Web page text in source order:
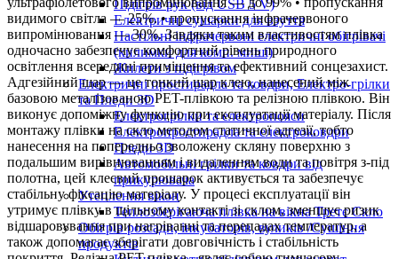
Підігрів рук (від USB 5 V)
Електричні сушарки для взуття
Настільні інфрачервоні електричні обігрівачі
(килимки для комп. миші)
Жилети з підігрівом
Електричні простирадла та ковдри, Електро-грілки
та Пледи 3D
Електрогрілки та електропояси
Електропростирадла та електроковдри
Пледи 3D
Автомобільні грілки та ковдри від
прикурювача
Утеплення вікон
Теплозберігаюча плівка на вікна Третє Скло
Обігрів розсади, інкубаторів, вуликів /Сушіння
продуктів
видимого світла — 25%. • пропускання інфрачервоного
випромінювання — 30%. Завдяки таким властивостям плівка
одночасно забезпечує комфортний рівень природного
освітлення всередині приміщення та ефективний сонцезахист.
Адгезійний шар — це тонкий шар клею, нанесений між
базовою металізованою PET-плівкою та релізною плівкою. Він
виконує допоміжну функцію при експлуатації матеріалу. Після
монтажу плівки на скло методом статичної адгезії, тобто
нанесення на попередньо зволожену скляну поверхню з
подальшим вирівнюванням і видаленням води та повітря з-під
полотна, цей клеєвий прошарок активується та забезпечує
стабільну фіксацію матеріалу. У процесі експлуатації він
утримує плівку в щільному контакті зі склом, зменшує ризик
відшаровування при нагріванні та перепадах температур, а
також допомагає зберігати довговічність і стабільність